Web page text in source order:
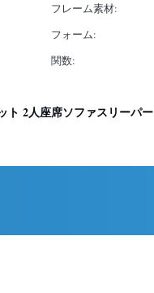
フレーム素材:
フォーム:
関数:
ト 2人座席ソファスリーパー